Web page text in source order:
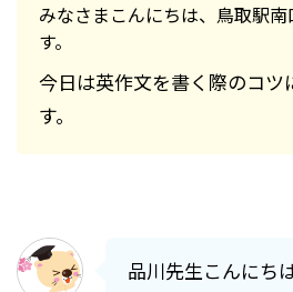
みなさまこんにちは、鳥取駅
す。
今日は英作文を書く際のコツ
す。
品川先生こんにち